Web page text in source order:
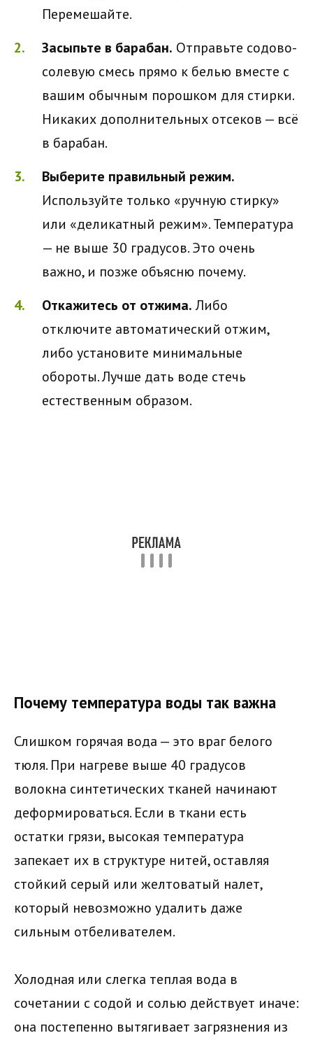
Перемешайте.
Засыпьте в барабан. Отправьте содово-
солевую смесь прямо к белью вместе с
вашим обычным порошком для стирки.
Никаких дополнительных отсеков — всё
в барабан.
Выберите правильный режим.
Используйте только «ручную стирку»
или «деликатный режим». Температура
— не выше 30 градусов. Это очень
важно, и позже объясню почему.
Откажитесь от отжима.Либо
отключите автоматический отжим,
либо установите минимальные
обороты. Лучше дать воде стечь
естественным образом.
Почему температура воды так важна
Слишком горячая вода — это враг белого
тюля. При нагреве выше 40 градусов
волокна синтетических тканей начинают
деформироваться. Если в ткани есть
остатки грязи, высокая температура
запекает их в структуре нитей, оставляя
стойкий серый или желтоватый налет,
который невозможно удалить даже
сильным отбеливателем.
Холодная или слегка теплая вода в
сочетании с содой и солью действует иначе:
она постепенно вытягивает загрязнения из